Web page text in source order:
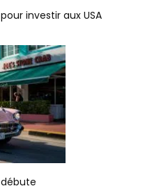
investir aux USA